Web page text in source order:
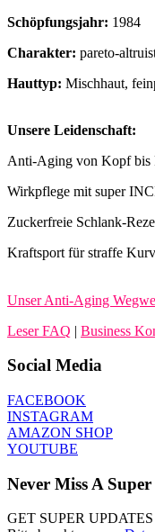
Schöpfungsjahr: 1984
Charakter: pareto-
Hauttyp: Mischhaut,
Unsere Leidenschaft:
Anti-Aging von Kopf bis
Wirkpflege mit super
Zuckerfreie Schlank-
Kraftsport für straffe
Unser Anti-Aging
Leser FAQ | Business
Social Media
FACEBOOK
INSTAGRAM
AMAZON SHOP
YOUTUBE
Never Miss A Super
GET SUPER